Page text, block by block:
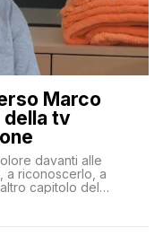
Marco
della tv
davanti alle
a riconoscerlo, a
capitolo del